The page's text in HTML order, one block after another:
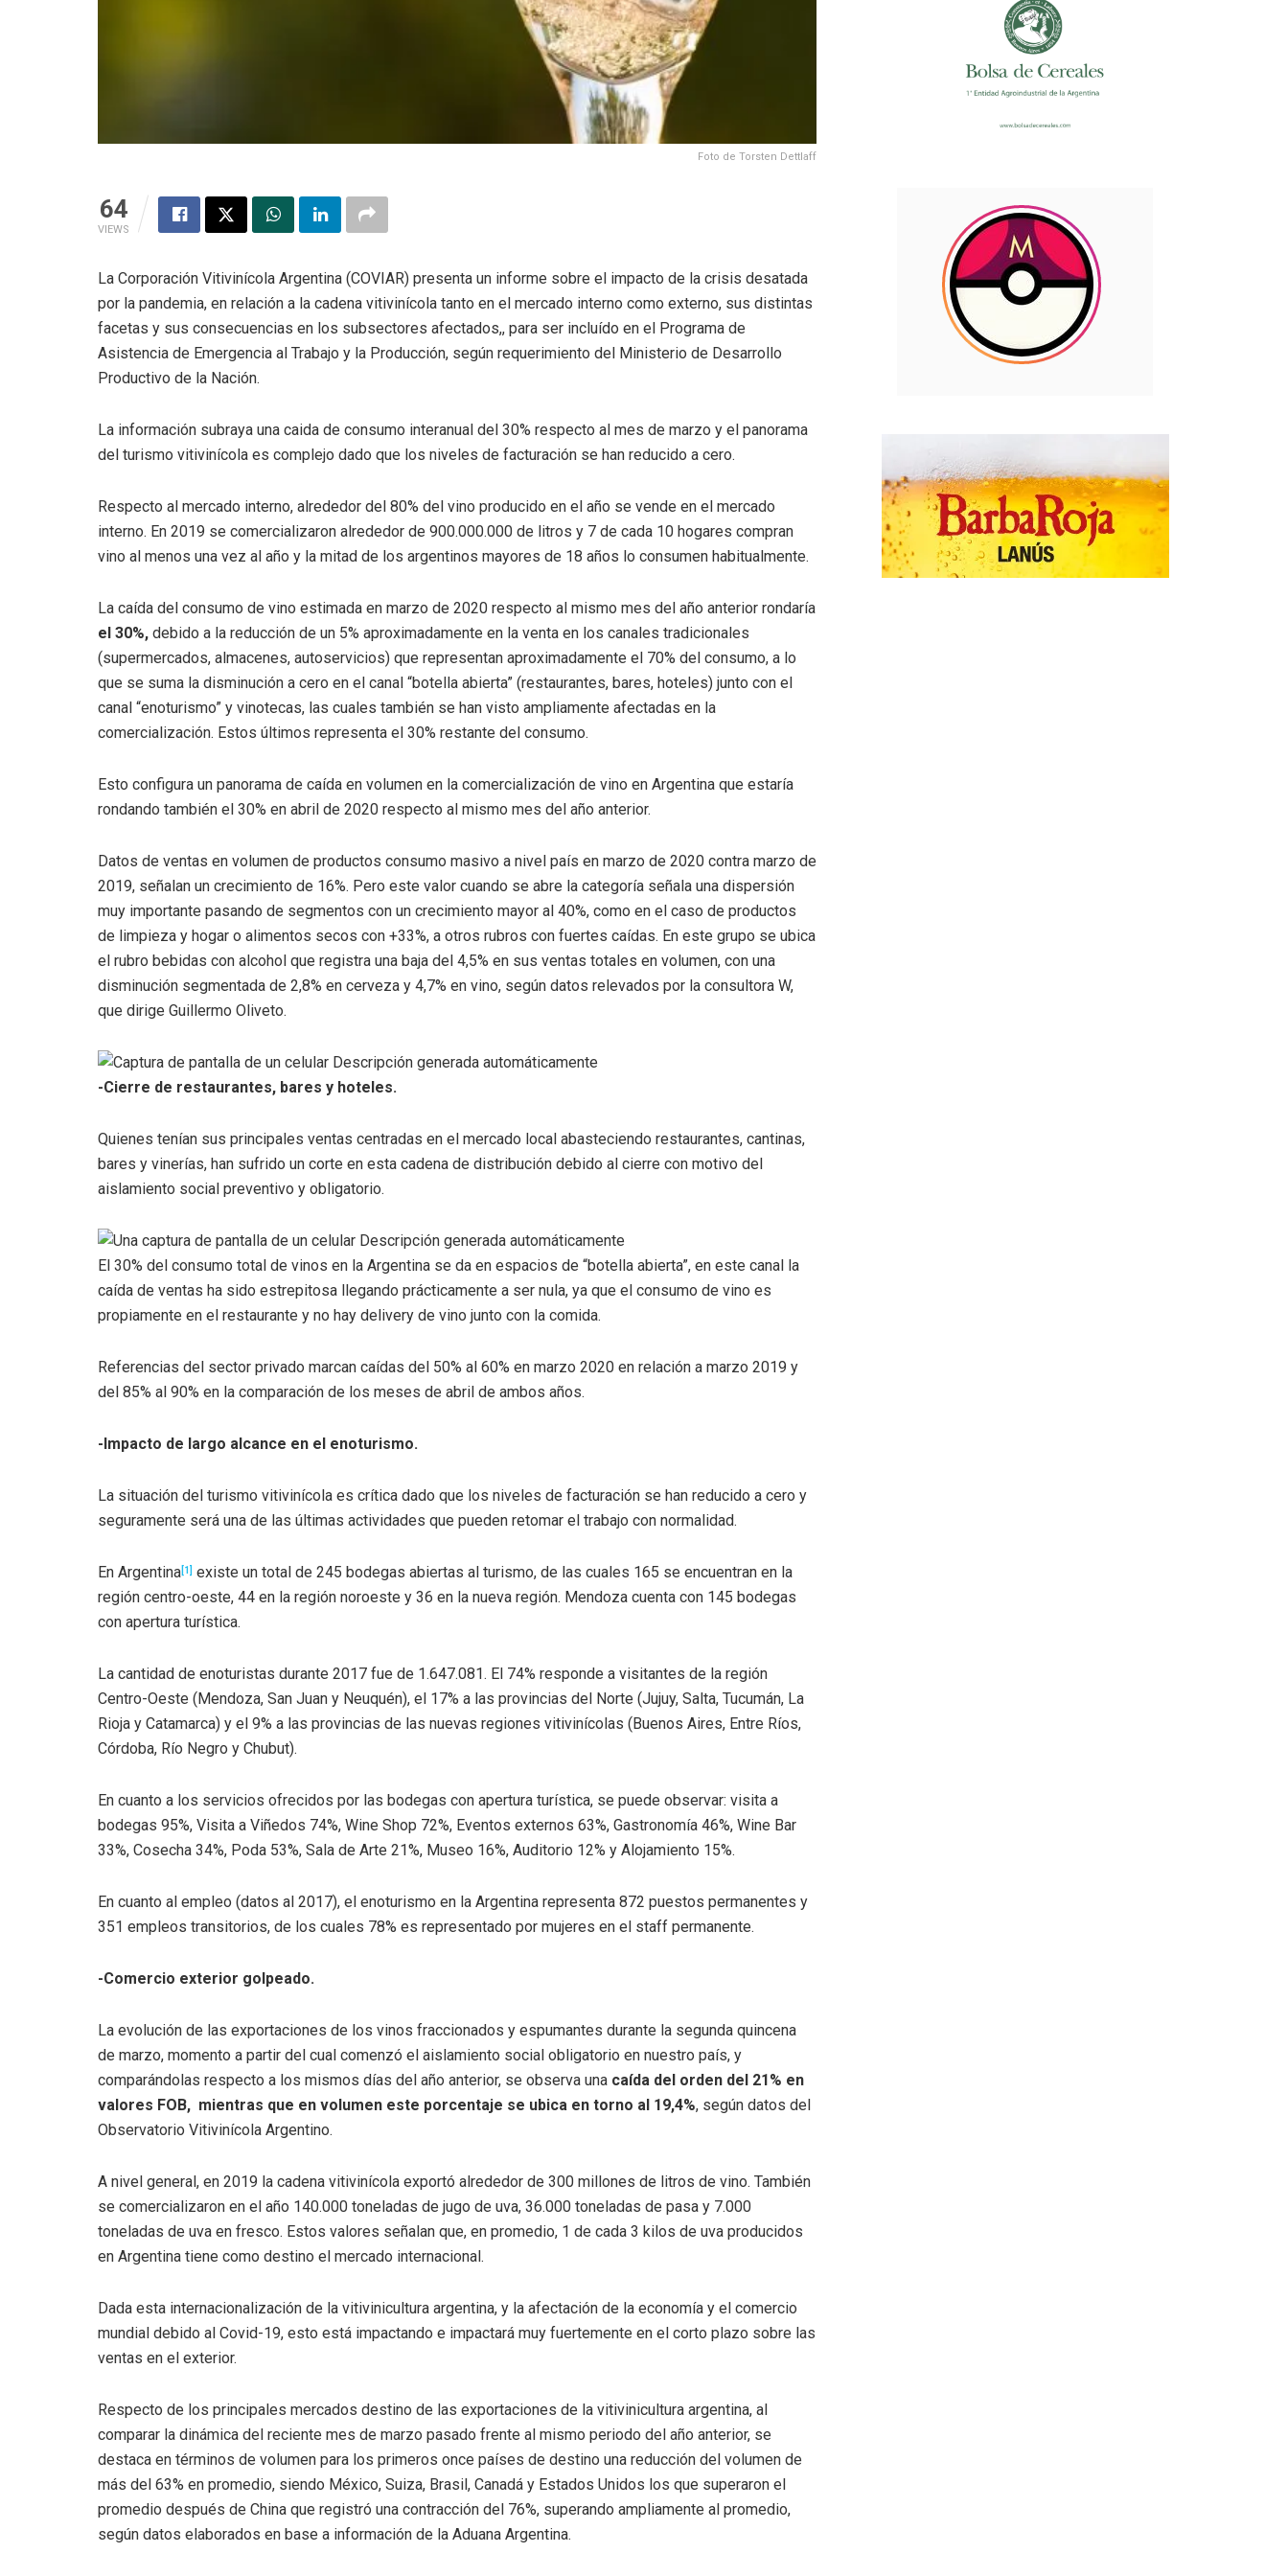
Foto de Torsten Dettlaff
64
VIEWS
La Corporación Vitivinícola Argentina (COVIAR) presenta un informe sobre el impacto de la crisis desatada
por la pandemia, en relación a la cadena vitivinícola tanto en el mercado interno como externo, sus distintas
facetas y sus consecuencias en los subsectores afectados,, para ser incluído en el Programa de
Asistencia de Emergencia al Trabajo y la Producción, según requerimiento del Ministerio de Desarrollo
Productivo de la Nación.
La información subraya una caida de consumo interanual del 30% respecto al mes de marzo y el panorama
del turismo vitivinícola es complejo dado que los niveles de facturación se han reducido a cero.
Respecto al mercado interno, alrededor del 80% del vino producido en el año se vende en el mercado
interno. En 2019 se comercializaron alrededor de 900.000.000 de litros y 7 de cada 10 hogares compran
vino al menos una vez al año y la mitad de los argentinos mayores de 18 años lo consumen habitualmente.
La caída del consumo de vino estimada en marzo de 2020 respecto al mismo mes del año anterior rondaría
el 30%, debido a la reducción de un 5% aproximadamente en la venta en los canales tradicionales
(supermercados, almacenes, autoservicios) que representan aproximadamente el 70% del consumo, a lo
que se suma la disminución a cero en el canal “botella abierta” (restaurantes, bares, hoteles) junto con el
canal “enoturismo” y vinotecas, las cuales también se han visto ampliamente afectadas en la
comercialización. Estos últimos representa el 30% restante del consumo.
Esto configura un panorama de caída en volumen en la comercialización de vino en Argentina que estaría
rondando también el 30% en abril de 2020 respecto al mismo mes del año anterior.
Datos de ventas en volumen de productos consumo masivo a nivel país en marzo de 2020 contra marzo de
2019, señalan un crecimiento de 16%. Pero este valor cuando se abre la categoría señala una dispersión
muy importante pasando de segmentos con un crecimiento mayor al 40%, como en el caso de productos
de limpieza y hogar o alimentos secos con +33%, a otros rubros con fuertes caídas. En este grupo se ubica
el rubro bebidas con alcohol que registra una baja del 4,5% en sus ventas totales en volumen, con una
disminución segmentada de 2,8% en cerveza y 4,7% en vino, según datos relevados por la consultora W,
que dirige Guillermo Oliveto.
-Cierre de restaurantes, bares y hoteles.
Quienes tenían sus principales ventas centradas en el mercado local abasteciendo restaurantes, cantinas,
bares y vinerías, han sufrido un corte en esta cadena de distribución debido al cierre con motivo del
aislamiento social preventivo y obligatorio.
El 30% del consumo total de vinos en la Argentina se da en espacios de “botella abierta”, en este canal la
caída de ventas ha sido estrepitosa llegando prácticamente a ser nula, ya que el consumo de vino es
propiamente en el restaurante y no hay delivery de vino junto con la comida.
Referencias del sector privado marcan caídas del 50% al 60% en marzo 2020 en relación a marzo 2019 y
del 85% al 90% en la comparación de los meses de abril de ambos años.
-Impacto de largo alcance en el enoturismo.
La situación del turismo vitivinícola es crítica dado que los niveles de facturación se han reducido a cero y
seguramente será una de las últimas actividades que pueden retomar el trabajo con normalidad.
En Argentina[1] existe un total de 245 bodegas abiertas al turismo, de las cuales 165 se encuentran en la
región centro-oeste, 44 en la región noroeste y 36 en la nueva región. Mendoza cuenta con 145 bodegas
con apertura turística.
La cantidad de enoturistas durante 2017 fue de 1.647.081. El 74% responde a visitantes de la región
Centro-Oeste (Mendoza, San Juan y Neuquén), el 17% a las provincias del Norte (Jujuy, Salta, Tucumán, La
Rioja y Catamarca) y el 9% a las provincias de las nuevas regiones vitivinícolas (Buenos Aires, Entre Ríos,
Córdoba, Río Negro y Chubut).
En cuanto a los servicios ofrecidos por las bodegas con apertura turística, se puede observar: visita a
bodegas 95%, Visita a Viñedos 74%, Wine Shop 72%, Eventos externos 63%, Gastronomía 46%, Wine Bar
33%, Cosecha 34%, Poda 53%, Sala de Arte 21%, Museo 16%, Auditorio 12% y Alojamiento 15%.
En cuanto al empleo (datos al 2017), el enoturismo en la Argentina representa 872 puestos permanentes y
351 empleos transitorios, de los cuales 78% es representado por mujeres en el staff permanente.
-Comercio exterior golpeado.
La evolución de las exportaciones de los vinos fraccionados y espumantes durante la segunda quincena
de marzo, momento a partir del cual comenzó el aislamiento social obligatorio en nuestro país, y
comparándolas respecto a los mismos días del año anterior, se observa una caída del orden del 21% en
valores FOB, mientras que en volumen este porcentaje se ubica en torno al 19,4%, según datos del
Observatorio Vitivinícola Argentino.
A nivel general, en 2019 la cadena vitivinícola exportó alrededor de 300 millones de litros de vino. También
se comercializaron en el año 140.000 toneladas de jugo de uva, 36.000 toneladas de pasa y 7.000
toneladas de uva en fresco. Estos valores señalan que, en promedio, 1 de cada 3 kilos de uva producidos
en Argentina tiene como destino el mercado internacional.
Dada esta internacionalización de la vitivinicultura argentina, y la afectación de la economía y el comercio
mundial debido al Covid-19, esto está impactando e impactará muy fuertemente en el corto plazo sobre las
ventas en el exterior.
Respecto de los principales mercados destino de las exportaciones de la vitivinicultura argentina, al
comparar la dinámica del reciente mes de marzo pasado frente al mismo periodo del año anterior, se
destaca en términos de volumen para los primeros once países de destino una reducción del volumen de
más del 63% en promedio, siendo México, Suiza, Brasil, Canadá y Estados Unidos los que superaron el
promedio después de China que registró una contracción del 76%, superando ampliamente al promedio,
según datos elaborados en base a información de la Aduana Argentina.